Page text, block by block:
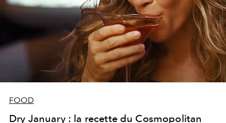
FOOD
Dry January : la recette du Cosmopolitan